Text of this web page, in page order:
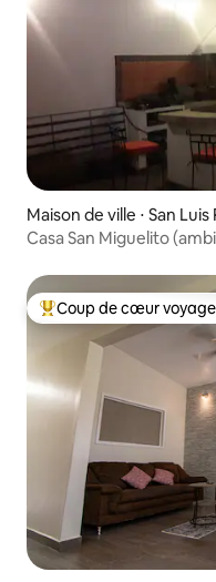
Maison de ville ⋅ San
Casa San Miguelito
Coups de cœur
Coup de cœur